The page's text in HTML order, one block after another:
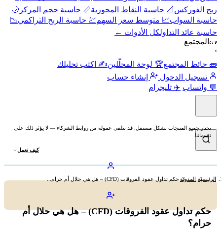
ربح الفوركس 📐 حاسبة النقاط المحورية📏 حاسبة حجم المركز 🌙
حاسبة السواب📈 متوسط سعر السهم💹 حاسبة الربح التراكمي📉
حاسبة عائد التداولكل الأدوات ←
🧱 المجتمع
›
🧱 حائط المجتمع🏆 لوحة المحلّلين✍️ اكتب تحليلك
تسجيل الدخول
إنشاء حساب
💬 واتساب ✈️ تليجرام
نختار جميع المنتجات بشكل مستقل. قد نتلقى عمولة من روابط الشركاء — لا يؤثر ذلك على
تقييماتنا.
كيف نعمل
الرئيسية المدونة حكم تداول عقود الفروقات (CFD) – هل هي حلال أم حرام...
حكم تداول عقود الفروقات (CFD) – هل هي حلال أم
حرام؟